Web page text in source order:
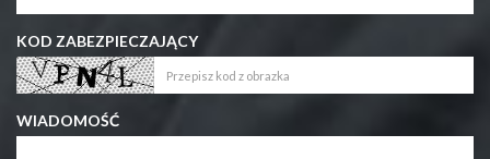
KOD ZABEZPIECZAJĄCY
WIADOMOŚĆ